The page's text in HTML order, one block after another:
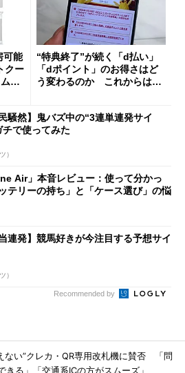
可能
クー
セ
“特典終了”が続く「d払い」
「dポイント」のお得さはど
う変わるのか これからは
民騒然】鬼バズ中の“3連単連発サイ
チで使ってみた
）
Air」本音レビュー：使って分かっ
テリーの持ち」と「ケース選び」の悩
当連発】競馬好きが今注目する予想サイ
）
Recommended by
ない”クレカ・QR専用改札機に賛否 「問
きる」「交通系ICの方がスムーズ」